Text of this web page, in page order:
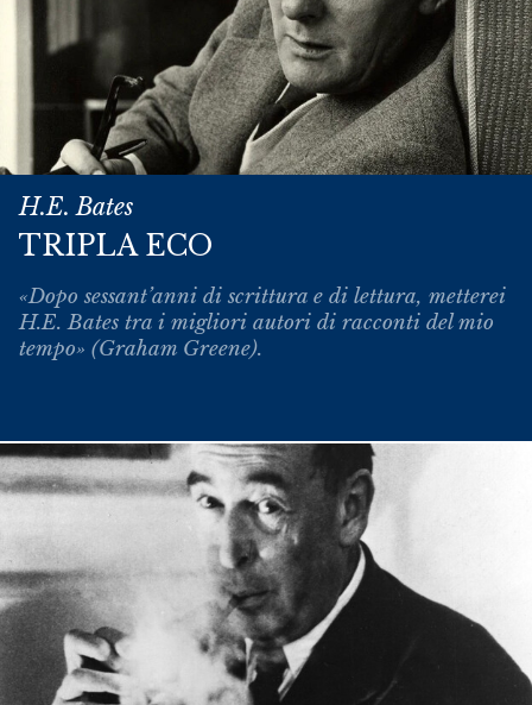
H.E. Bates
TRIPLA ECO
«Dopo sessant’anni di scrittura e di lettura, metterei
H.E. Bates tra i migliori autori di racconti del mio
tempo» (Graham Greene).